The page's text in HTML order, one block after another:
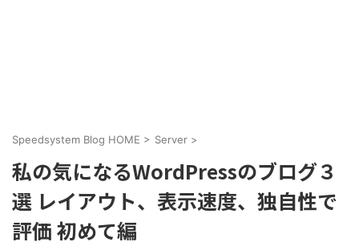
Speedsystem Blog HOME > Server >
私の気になるWordPressのブログ３
選 レイアウト、表示速度、独自性で
評価 初めて編